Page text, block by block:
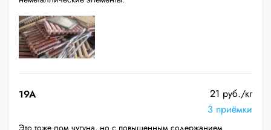
19A
21 руб./кг
3 приёмки
Это тоже лом чугуна, но с повышенным содержанием